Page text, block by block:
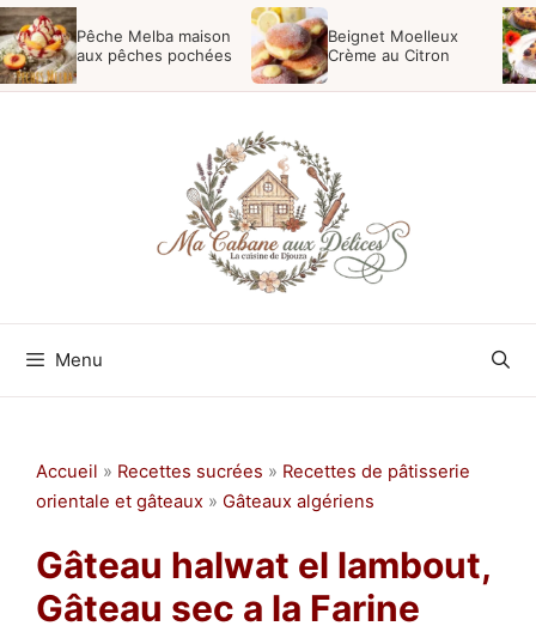
Aller
au
contenu
Pêche Melba maison
aux pêches pochées
Beignet Moelleux
Crème au Citron
Menu
Accueil » Recettes sucrées » Recettes de pâtisserie
orientale et gâteaux » Gâteaux algériens
Gâteau halwat el lambout,
Gâteau sec a la Farine